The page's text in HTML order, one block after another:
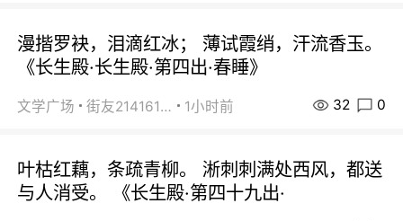
漫揩罗袂，泪滴红冰； 薄试霞绡，汗流香玉。
《长生殿·长生殿·第四出·春睡》
文学广场 街友21416156 1小时前 32 0
叶枯红藕，条疏青柳。 淅刺刺满处西风，都送
与人消受。 《长生殿·第四十九出·